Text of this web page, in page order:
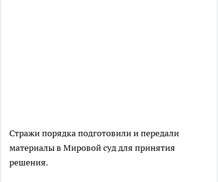
Стражи порядка подготовили и передали
материалы в Мировой суд для принятия
решения.